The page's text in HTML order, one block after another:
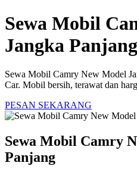
Sewa Mobil
Jangka Panjang
Sewa Mobil Camry New Model
Car. Mobil bersih, terawat dan
PESAN SEKARANG
Sewa Mobil Camry
Panjang